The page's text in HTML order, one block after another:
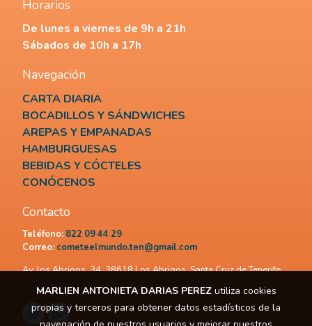
Horarios
De lunes a viernes de 9h a 21h
Sábados de 10h a 17h
Navegación
CARTA DIARIA
BOCADILLOS Y SÁNDWICHES
AREPAS Y EMPANADAS
HAMBURGUESAS
BEBIDAS Y CÓCTELES
CONÓCENOS
Contacto
Teléfono: 822 09 44 29
Correo: cometeelmundo.ten@gmail.com
Av. los Abrigos, 34, 38618 Los Abrigos, Santa Cruz de Tenerife
MARLIEN ANTONIETA DARIAS PEREZutiliza cookies
propias y terceros para obtener datos estadísticos de la